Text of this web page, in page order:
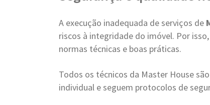
A execução inadequada de serviços de
riscos à integridade do imóvel. Por
normas técnicas e boas práticas.
Todos os técnicos da Master House
individual e seguem protocolos de